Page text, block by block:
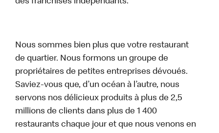
Nous sommes bien plus que votre restaurant
de quartier. Nous formons un groupe de
propriétaires de petites entreprises dévoués.
Saviez-vous que, d’un océan à l’autre, nous
servons nos délicieux produits à plus de 2,5
millions de clients dans plus de 1 400
restaurants chaque jour et que nous venons en